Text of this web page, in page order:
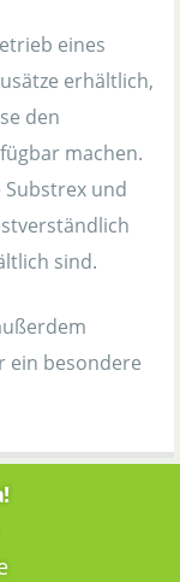
eines
erhältlich,
den
machen.
und
sind.
ein besondere